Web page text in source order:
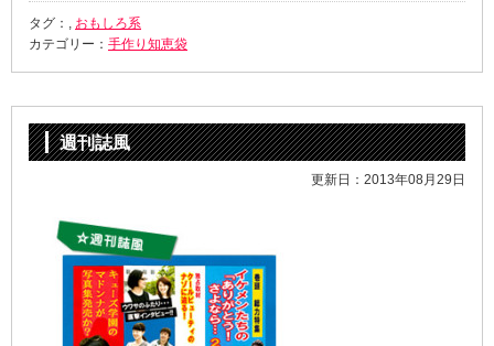
タグ：, おもしろ系
カテゴリー： 手作り知恵袋
週刊誌風
更新日：2013年08月29日